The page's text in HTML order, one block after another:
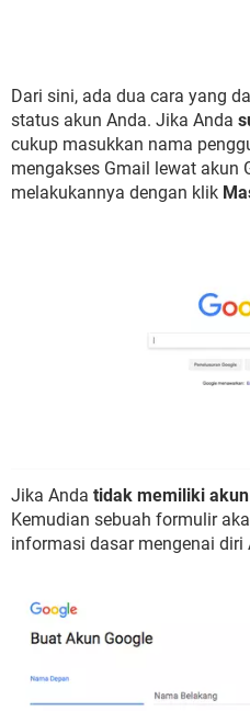
Dari sini, ada dua cara yang
status akun Anda. Jika Anda
cukup masukkan nama
mengakses Gmail lewat akun
melakukannya dengan klik
Jika Anda tidak memiliki
Kemudian sebuah formulir
informasi dasar mengenai diri